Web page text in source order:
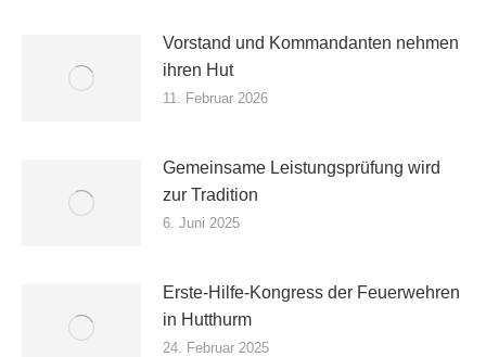
Vorstand und Kommandanten nehmen
ihren Hut
11. Februar 2026
Gemeinsame Leistungsprüfung wird
zur Tradition
6. Juni 2025
Erste-Hilfe-Kongress der Feuerwehren
in Hutthurm
24. Februar 2025